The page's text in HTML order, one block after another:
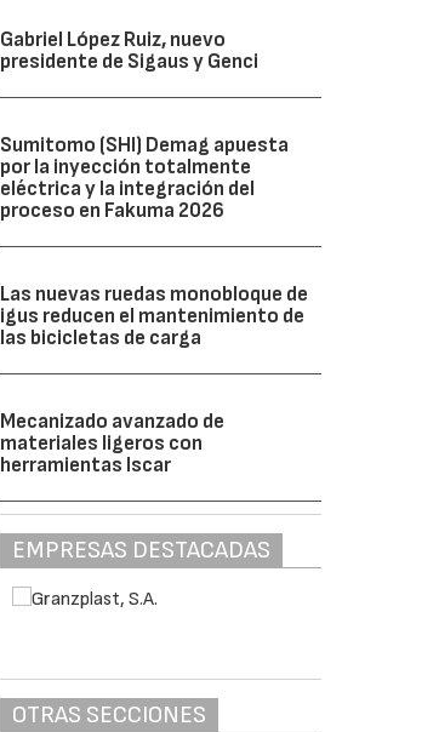
Gabriel López Ruiz, nuevo
presidente de Sigaus y Genci
Sumitomo (SHI) Demag apuesta
por la inyección totalmente
eléctrica y la integración del
proceso en Fakuma 2026
Las nuevas ruedas monobloque de
igus reducen el mantenimiento de
las bicicletas de carga
Mecanizado avanzado de
materiales ligeros con
herramientas Iscar
EMPRESAS DESTACADAS
OTRAS SECCIONES